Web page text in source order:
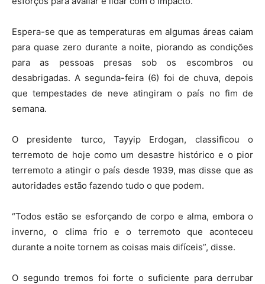
Espera-se que as temperaturas em algumas áreas caiam
para quase zero durante a noite, piorando as condições
para as pessoas presas sob os escombros ou
desabrigadas. A segunda-feira (6) foi de chuva, depois
que tempestades de neve atingiram o país no fim de
semana.
O presidente turco, Tayyip Erdogan, classificou o
terremoto de hoje como um desastre histórico e o pior
terremoto a atingir o país desde 1939, mas disse que as
autoridades estão fazendo tudo o que podem.
“Todos estão se esforçando de corpo e alma, embora o
inverno, o clima frio e o terremoto que aconteceu
durante a noite tornem as coisas mais difíceis”, disse.
O segundo tremos foi forte o suficiente para derrubar